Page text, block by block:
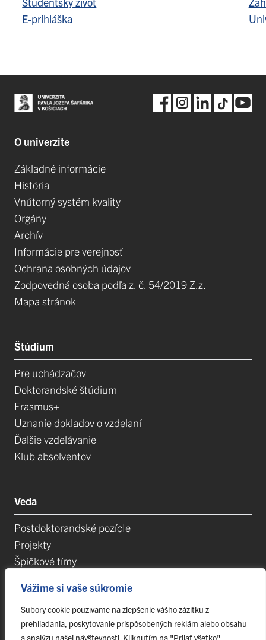
Vážime si vaše súkromie
Súbory cookie používame na zlepšenie vášho zážitku z
prehliadania, poskytovanie prispôsobených reklám alebo obsahu
a analýzu našej návštevnosti. Kliknutím na "Prijať všetko"
E-prihláška
O univerzite
Základné informácie
História
Vnútorný systém kvality
Orgány
Archív
Informácie pre verejnosť
Ochrana osobných údajov
Zodpovedná osoba podľa z. č. 54/2019 Z.z.
Mapa stránok
Štúdium
Pre uchádzačov
Doktorandské štúdium
Erasmus+
Uznanie dokladov o vzdelaní
Ďalšie vzdelávanie
Klub absolventov
Veda
Postdoktorandské pozícIe
Projekty
Špičkové tímy
Vedecké parky
Evidencia publikačnej činnosti
Habilitačné a vymenúvacie konania